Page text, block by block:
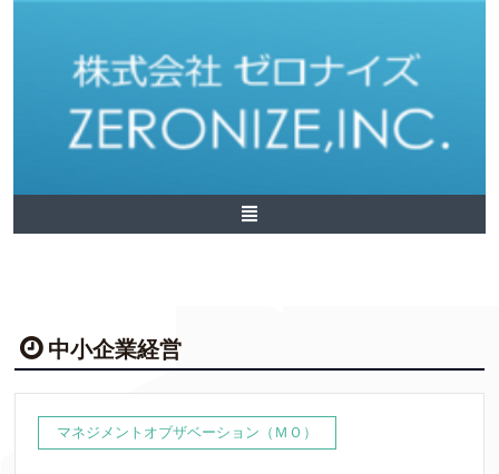
中小企業経営
マネジメントオブザベーション（ＭＯ）